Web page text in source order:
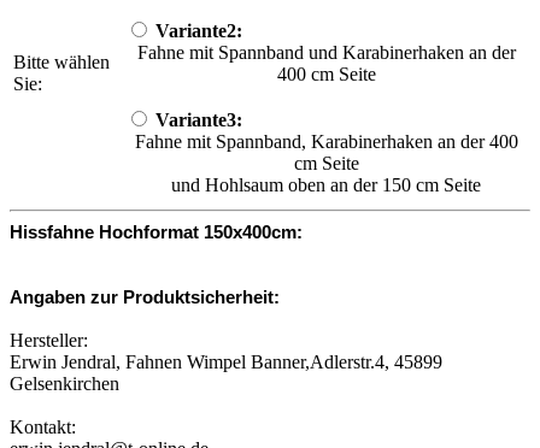
Bitte wählen
Sie:
Variante2:
Fahne mit Spannband und Karabinerhaken an der
400 cm Seite
Variante3:
Fahne mit Spannband, Karabinerhaken an der 400
cm Seite
und Hohlsaum oben an der 150 cm Seite
Hissfahne Hochformat 150x400cm:
Angaben zur Produktsicherheit:
Hersteller:
Erwin Jendral, Fahnen Wimpel Banner,Adlerstr.4, 45899
Gelsenkirchen
Kontakt: